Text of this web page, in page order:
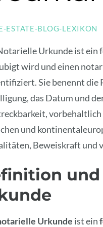
ESTATE-BLOG-LEXIKON
Urkunde ist ein
wird und einen
Sie benennt die
das Datum und
vorbehaltlich
und
Beweiskraft und
Urkunde ist ein